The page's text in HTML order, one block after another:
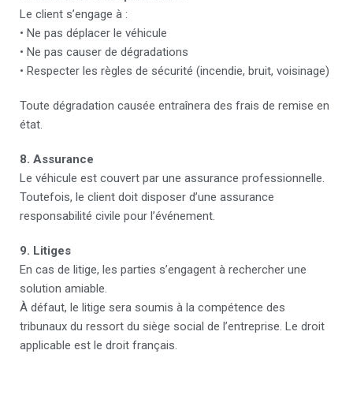
Le client s’engage à :
• Ne pas déplacer le véhicule
• Ne pas causer de dégradations
• Respecter les règles de sécurité (incendie, bruit, voisinage)
Toute dégradation causée entraînera des frais de remise en
état.
8. Assurance
Le véhicule est couvert par une assurance professionnelle.
Toutefois, le client doit disposer d’une assurance
responsabilité civile pour l’événement.
9. Litiges
En cas de litige, les parties s’engagent à rechercher une
solution amiable.
À défaut, le litige sera soumis à la compétence des
tribunaux du ressort du siège social de l’entreprise. Le droit
applicable est le droit français.